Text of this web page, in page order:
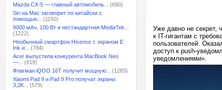
Mazda CX-5 — главный автомобиль...
(690)
Siri на Mac заговорит по-китайски с
помощью...
(1150)
9000 мАч, 100 Вт и нестандартная MediaTek...
(1222)
Необычный смартфон Hisense с экраном E
Ink и...
(784)
Acer выпустила конкурента MacBook Neo
—...
(819)
Флагман iQOO 16T получит мощную...
(1283)
Xiaomi Pad 9 и Pad 9 Pro получат экраны
3,2K...
(579)
Уже давно не секрет,
к IT-гигантам с
пользователей.
доступ к push-
уведомлениями».